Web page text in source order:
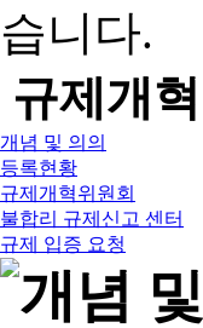
습니다.
규제개혁
개념 및 의의
등록현황
규제개혁위원회
불합리 규제신고 센터
규제 입증 요청